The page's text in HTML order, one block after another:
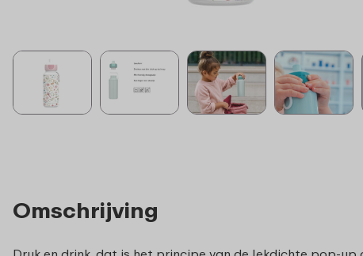
Omschrijving